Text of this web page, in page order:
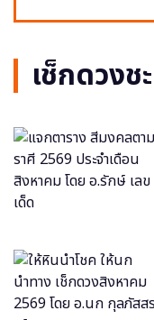
เช็กดวงช